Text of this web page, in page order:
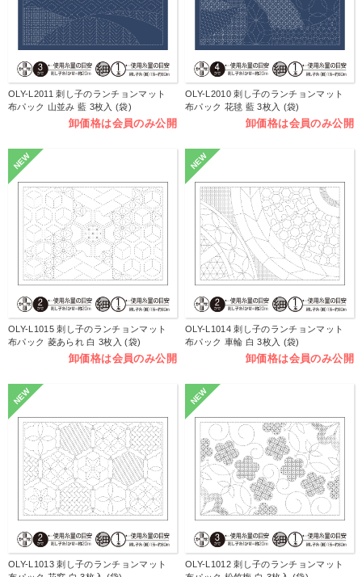
OLY-L2011 刺し子のランチョンマット
布パック 山並み 藍 3枚入 (袋)
卸価格は会員のみ公開
OLY-L2010 刺し子のランチョンマット
布パック 花毬 藍 3枚入 (袋)
卸価格は会員のみ公開
NEW
OLY-L1015 刺し子のランチョンマット
布パック 菱あられ 白 3枚入 (袋)
卸価格は会員のみ公開
NEW
OLY-L1014 刺し子のランチョンマット
布パック 車輪 白 3枚入 (袋)
卸価格は会員のみ公開
NEW
OLY-L1013 刺し子のランチョンマット
NEW
OLY-L1012 刺し子のランチョンマット